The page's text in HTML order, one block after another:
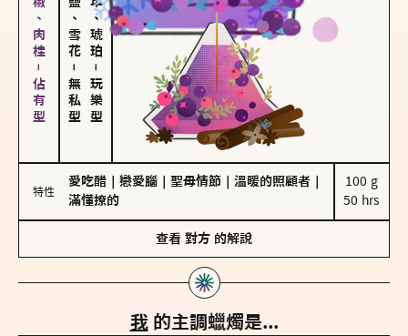
胡椒、肉桂－佔有型 海鹽、雪花
－
無私型
皮革、琥珀
－
玩樂型
特性
愛吃醋 戀愛腦 聖母情節 溫暖的照顧者
滿懂撩的
100 g
50 hrs
查看 對方 的解說
我 的主調蠟燭是...